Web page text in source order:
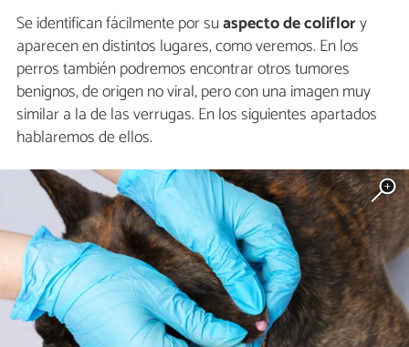
Se identifican fácilmente por suaspecto de coliflory
aparecen en distintos lugares, como veremos. En los
perros también podremos encontrar otros tumores
benignos, de origen no viral, pero con una imagen muy
similar a la de las verrugas. En los siguientes apartados
hablaremos de ellos.